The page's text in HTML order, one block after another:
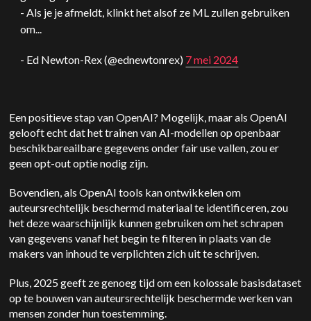
- Als je je afmeldt, klinkt het alsof ze ML zullen gebruiken
om...
- Ed Newton-Rex (@ednewtonrex) 7 mei 2024
Een positieve stap vanOpenAI? Mogelijk, maar alsOpenAI
gelooft echt dat het trainen van AI-modellen op openbaar
beschikbareailbare gegevens onder fair use vallen, zou er
geen opt-out optie nodig zijn.
Bovendien, alsOpenAI tools kan ontwikkelen om
auteursrechtelijk beschermd materiaal te identificeren, zou
het deze waarschijnlijk kunnen gebruiken om het schrapen
van gegevens vanaf het begin te filteren in plaats van de
makers van inhoud te verplichten zich uit te schrijven.
Plus, 2025 geeft ze genoeg tijd om een kolossale basisdataset
op te bouwen van auteursrechtelijk beschermde werken van
mensen zonder hun toestemming.